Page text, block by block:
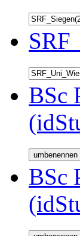
BSc
BSc